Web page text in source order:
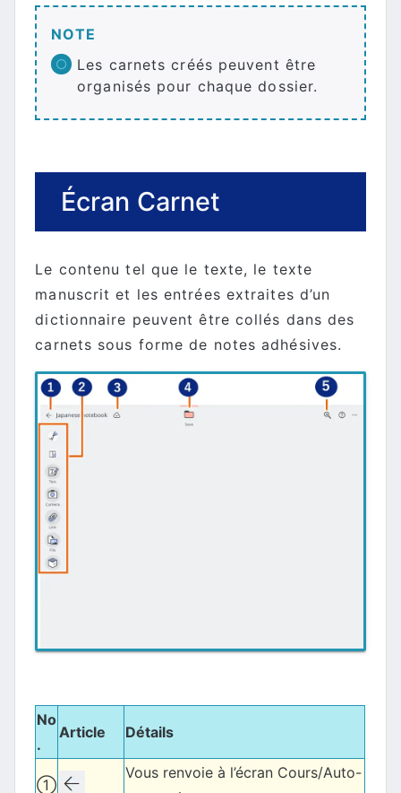
NOTE
Les carnets créés peuvent être
organisés pour chaque dossier.
Écran Carnet
Le contenu tel que le texte, le texte
manuscrit et les entrées extraites d’un
dictionnaire peuvent être collés dans des
carnets sous forme de notes adhésives.
No
.
Article Détails
①
Vous renvoie à l’écran Cours/Auto-